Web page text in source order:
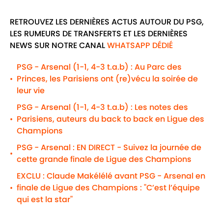
RETROUVEZ LES DERNIÈRES ACTUS AUTOUR DU PSG,
LES RUMEURS DE TRANSFERTS ET LES DERNIÈRES
NEWS SUR NOTRE CANALWHATSAPP DÉDIÉ
•
PSG - Arsenal (1-1, 4-3 t.a.b) : Au Parc des
Princes, les Parisiens ont (re)vécu la soirée de
leur vie
•
PSG - Arsenal (1-1, 4-3 t.a.b) : Les notes des
Parisiens, auteurs du back to back en Ligue des
Champions
•
PSG - Arsenal : EN DIRECT - Suivez la journée de
cette grande finale de Ligue des Champions
•
EXCLU : Claude Makélélé avant PSG - Arsenal en
finale de Ligue des Champions : "C’est l’équipe
qui est la star"